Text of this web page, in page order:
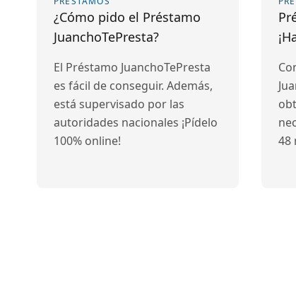
¿Cómo pido el Préstamo
JuanchoTePresta?
El Préstamo JuanchoTePresta
es fácil de conseguir. Además,
está supervisado por las
autoridades nacionales ¡Pídelo
100% online!
48